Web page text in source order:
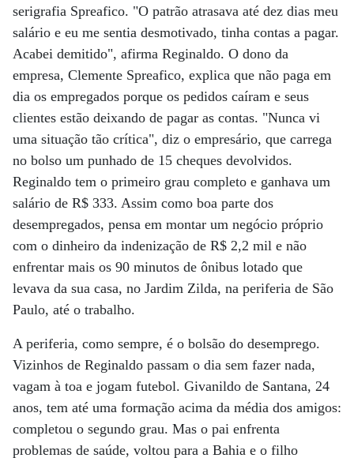
serigrafia Spreafico. "O patrão atrasava até dez dias meu
salário e eu me sentia desmotivado, tinha contas a pagar.
Acabei demitido", afirma Reginaldo. O dono da
empresa, Clemente Spreafico, explica que não paga em
dia os empregados porque os pedidos caíram e seus
clientes estão deixando de pagar as contas. "Nunca vi
uma situação tão crítica", diz o empresário, que carrega
no bolso um punhado de 15 cheques devolvidos.
Reginaldo tem o primeiro grau completo e ganhava um
salário de R$ 333. Assim como boa parte dos
desempregados, pensa em montar um negócio próprio
com o dinheiro da indenização de R$ 2,2 mil e não
enfrentar mais os 90 minutos de ônibus lotado que
levava da sua casa, no Jardim Zilda, na periferia de São
Paulo, até o trabalho.
A periferia, como sempre, é o bolsão do desemprego.
Vizinhos de Reginaldo passam o dia sem fazer nada,
vagam à toa e jogam futebol. Givanildo de Santana, 24
anos, tem até uma formação acima da média dos amigos:
completou o segundo grau. Mas o pai enfrenta
problemas de saúde, voltou para a Bahia e o filho